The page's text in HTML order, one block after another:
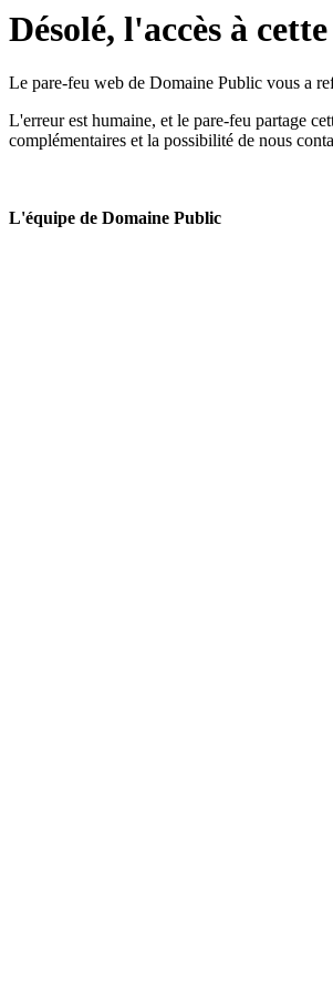
Désolé, l'accès à
Le pare-feu web de Domaine Public vous a
L'erreur est humaine, et le pare-feu partage
complémentaires et la possibilité de nous
L'équipe de Domaine Public